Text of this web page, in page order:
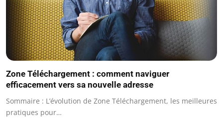
Zone Téléchargement : comment naviguer
efficacement vers sa nouvelle adresse
Sommaire : L’évolution de Zone Téléchargement, les meilleures
pratiques pour…